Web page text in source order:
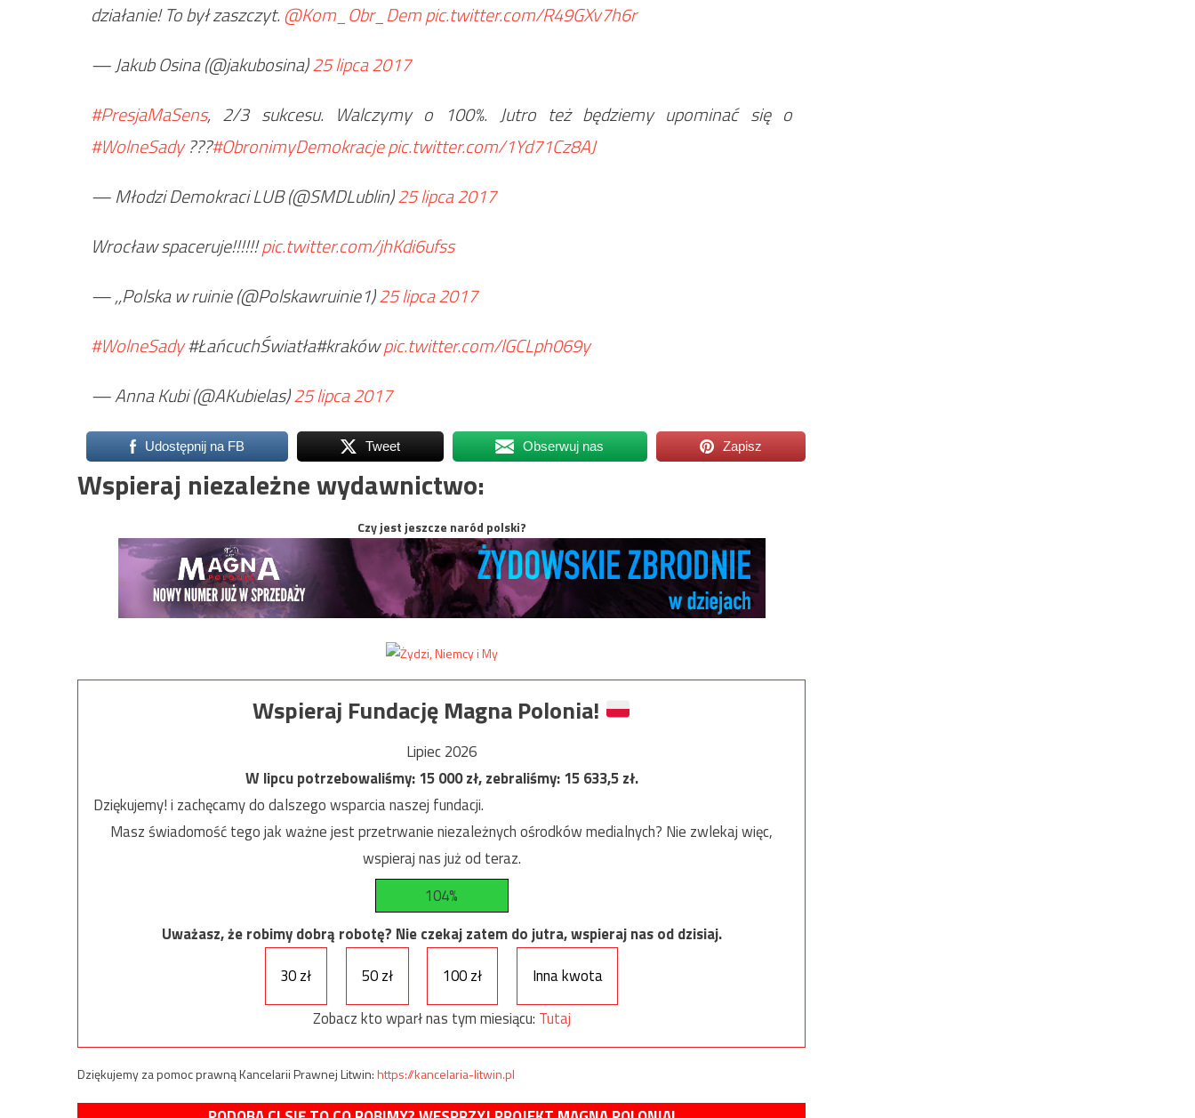
działanie! To był zaszczyt.@Kom_Obr_Dempic.twitter.com/R49GXv7h6r
— Jakub Osina (@jakubosina)25 lipca 2017
#PresjaMaSens, 2/3 sukcesu. Walczymy o 100%. Jutro też będziemy upominać się o
#WolneSady???#ObronimyDemokracjepic.twitter.com/1Yd71Cz8AJ
— Młodzi Demokraci LUB (@SMDLublin)25 lipca 2017
Wrocław spaceruje!!!!!!pic.twitter.com/jhKdi6ufss
— ,,Polska w ruinie (@Polskawruinie1)25 lipca 2017
#WolneSady#ŁańcuchŚwiatła#krakówpic.twitter.com/lGCLph069y
— Anna Kubi (@AKubielas)25 lipca 2017
Udostępnij na FB Tweet Obserwuj nas Zapisz
Wspieraj niezależne wydawnictwo:
Czy jest jeszcze naród polski?
Wspieraj Fundację Magna Polonia!
Lipiec 2026
W lipcu potrzebowaliśmy:15 000zł, zebraliśmy:15 633,5zł.
Dziękujemy! i zachęcamy do dalszego wsparcia naszej fundacji.
Masz świadomość tego jak ważne jest przetrwanie niezależnych ośrodków medialnych? Nie zwlekaj więc,
wspieraj nas już od teraz.
104%
Uważasz, że robimy dobrą robotę? Nie czekaj zatem do jutra, wspieraj nas od dzisiaj.
30 zł
50 zł 100 zł
Inna kwota
Zobacz kto wparł nas tym miesiącu: Tutaj
Dziękujemy za pomoc prawną Kancelarii Prawnej Litwin:https://kancelaria-litwin.pl